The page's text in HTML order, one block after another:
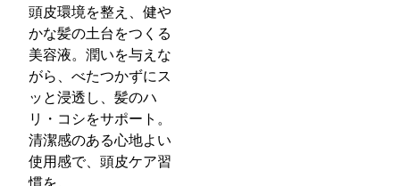
頭皮環境を整え、健や
かな髪の土台をつくる
美容液。潤いを与えな
がら、べたつかずにス
ッと浸透し、髪のハ
リ・コシをサポート。
清潔感のある心地よい
使用感で、頭皮ケア習